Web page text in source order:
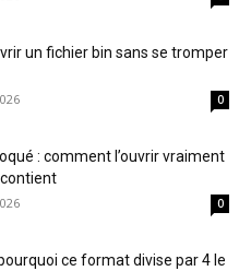
un fichier bin sans se tromper
0
: comment l’ouvrir vraiment
contient
0
ce format divise par 4 le